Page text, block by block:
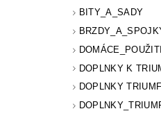
BITY_A_SADY
DOPLNKY K
DOPLNKY TRIUMF